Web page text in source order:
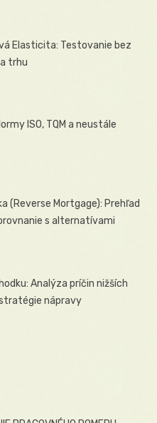
Elasticita: Testovanie bez
trhu
ISO, TQM a neustále
(Reverse Mortgage): Prehľad
s alternatívami
Analýza príčin nižších
nápravy